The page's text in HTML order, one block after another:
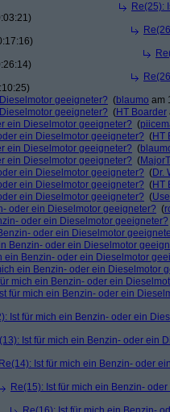
Re(25):
geeigneter? (blaumo am
geeigneter? (HT Boarder
ein Dieselmotor geeigneter? (
ein Dieselmotor geeigneter? (HT
ein Dieselmotor geeigneter? (
ein Dieselmotor geeigneter? (
ein Dieselmotor geeigneter? (Dr.
ein Dieselmotor geeigneter? (HT
ein Dieselmotor geeigneter? (
oder ein Dieselmotor geeigneter? (
oder ein Dieselmotor geeigneter?
oder ein Dieselmotor
Benzin- oder ein Dieselmotor
ein Benzin- oder ein Dieselmotor
ein Benzin- oder ein Dieselmotor
mich ein Benzin- oder ein
für mich ein Benzin- oder ein
Ist für mich ein Benzin- oder ein
Ist für mich ein Benzin- oder ein
Re(14): Ist für mich ein Benzin- oder
Re(15): Ist für mich ein Benzin-